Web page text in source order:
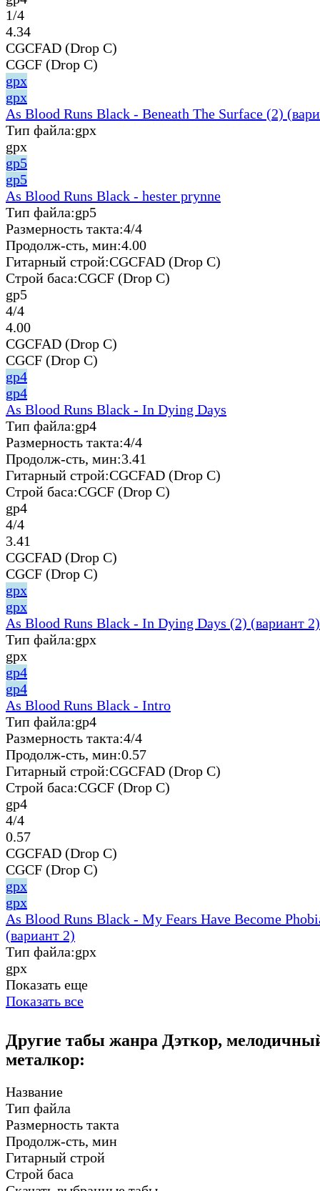
1/4
4.34
CGCFAD (Drop C)
CGCF (Drop C)
gpx
gpx
As Blood Runs Black - Beneath The Surface (2)
Тип файла:gpx
gpx
gp5
gp5
As Blood Runs Black - hester prynne
Тип файла:gp5
Размерность такта:4/4
Продолж-сть, мин:4.00
Гитарный строй:CGCFAD (Drop C)
Строй баса:CGCF (Drop C)
gp5
4/4
4.00
CGCFAD (Drop C)
CGCF (Drop C)
gp4
gp4
As Blood Runs Black - In Dying Days
Тип файла:gp4
Размерность такта:4/4
Продолж-сть, мин:3.41
Гитарный строй:CGCFAD (Drop C)
Строй баса:CGCF (Drop C)
gp4
4/4
3.41
CGCFAD (Drop C)
CGCF (Drop C)
gpx
gpx
As Blood Runs Black - In Dying Days (2) (вариант 2)
Тип файла:gpx
gpx
gp4
gp4
As Blood Runs Black - Intro
Тип файла:gp4
Размерность такта:4/4
Продолж-сть, мин:0.57
Гитарный строй:CGCFAD (Drop C)
Строй баса:CGCF (Drop C)
gp4
4/4
0.57
CGCFAD (Drop C)
CGCF (Drop C)
gpx
gpx
As Blood Runs Black - My Fears Have Become
(вариант 2)
Тип файла:gpx
gpx
Показать еще
Показать все
Другие табы жанра Дэткор,
металкор:
Название
Тип файла
Размерность такта
Продолж-сть, мин
Гитарный строй
Строй баса